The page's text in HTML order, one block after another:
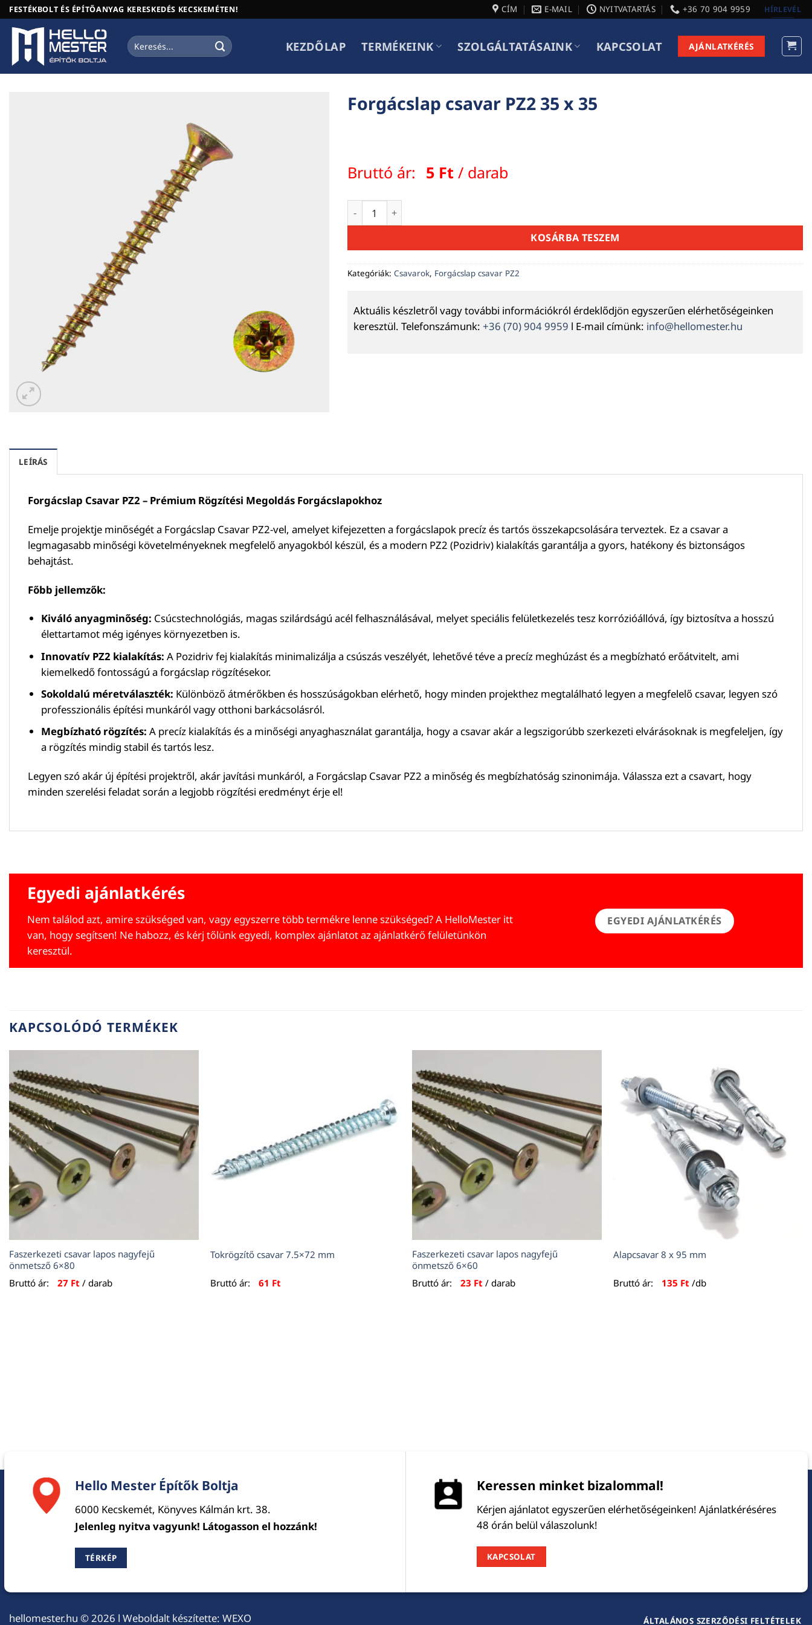
Skip
to
content
FESTÉKBOLT ÉS ÉPÍTŐANYAG KERESKEDÉS KECSKEMÉTEN! CÍM E-MAIL NYITVATARTÁS +36 70 904 9959 HÍRLEVÉL
Keresés
a
KEZDŐLAP TERMÉKEINK SZOLGÁLTATÁSAINK KAPCSOLAT AJÁNLATKÉRÉS
Forgácslap csavar PZ2 35 x 35
Bruttó ár: 5 Ft / darab
Forgácslap csavar PZ2 35 x 35 mennyiség
KOSÁRBA TESZEM
Kategóriák: Csavarok, Forgácslap csavar PZ2
Aktuális készletről vagy további információkról érdeklődjön egyszerűen elérhetőségeinken
keresztül. Telefonszámunk: +36 (70) 904 9959 l E-mail címünk: info@hellomester.hu
LEÍRÁS
Forgácslap Csavar PZ2 – Prémium Rögzítési Megoldás Forgácslapokhoz
Emelje projektje minőségét a Forgácslap Csavar PZ2-vel, amelyet kifejezetten a forgácslapok precíz és tartós összekapcsolására terveztek. Ez a csavar a
legmagasabb minőségi követelményeknek megfelelő anyagokból készül, és a modern PZ2 (Pozidriv) kialakítás garantálja a gyors, hatékony és biztonságos
behajtást.
Főbb jellemzők:
Kiváló anyagminőség: Csúcstechnológiás, magas szilárdságú acél felhasználásával, melyet speciális felületkezelés tesz korrózióállóvá, így biztosítva a hosszú
élettartamot még igényes környezetben is.
Innovatív PZ2 kialakítás: A Pozidriv fej kialakítás minimalizálja a csúszás veszélyét, lehetővé téve a precíz meghúzást és a megbízható erőátvitelt, ami
kiemelkedő fontosságú a forgácslap rögzítésekor.
Sokoldalú méretválaszték: Különböző átmérőkben és hosszúságokban elérhető, hogy minden projekthez megtalálható legyen a megfelelő csavar, legyen szó
professzionális építési munkáról vagy otthoni barkácsolásról.
Megbízható rögzítés: A precíz kialakítás és a minőségi anyaghasználat garantálja, hogy a csavar akár a legszigorúbb szerkezeti elvárásoknak is megfeleljen, így
a rögzítés mindig stabil és tartós lesz.
Legyen szó akár új építési projektről, akár javítási munkáról, a Forgácslap Csavar PZ2 a minőség és megbízhatóság szinonimája. Válassza ezt a csavart, hogy
minden szerelési feladat során a legjobb rögzítési eredményt érje el!
Egyedi ajánlatkérés
Nem találod azt, amire szükséged van, vagy egyszerre több termékre lenne szükséged? A HelloMester itt
van, hogy segítsen! Ne habozz, és kérj tőlünk egyedi, komplex ajánlatot az ajánlatkérő felületünkön
keresztül.
EGYEDI AJÁNLATKÉRÉS
KAPCSOLÓDÓ TERMÉKEK
Faszerkezeti csavar lapos nagyfejű
önmetsző 6×80
Bruttó ár:
27 Ft / darab
Tokrögzítő csavar 7.5×72 mm
Bruttó ár: 61 Ft
Faszerkezeti csavar lapos nagyfejű
önmetsző 6×60
Bruttó ár:
23 Ft / darab
Alapcsavar 8 x 95 mm
Bruttó ár: 135 Ft /db
Hello Mester Építők Boltja
6000 Kecskemét, Könyves Kálmán krt. 38.
Jelenleg nyitva vagyunk! Látogasson el hozzánk!
TÉRKÉP
Keressen minket bizalommal!
Kérjen ajánlatot egyszerűen elérhetőségeinken! Ajánlatkéréséres
48 órán belül válaszolunk!
KAPCSOLAT
hellomester.hu © 2026 l Weboldalt készítette: WEXO ÁLTALÁNOS SZERZŐDÉSI FELTÉTELEK